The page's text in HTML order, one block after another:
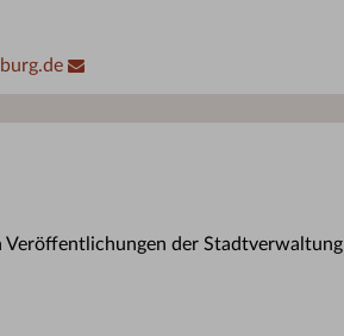
Veröffentlichungen der Stadtverwaltung